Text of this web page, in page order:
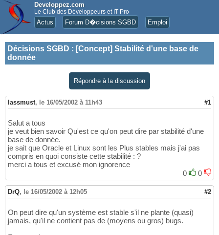
Developpez.com
Le Club des Développeurs et IT Pro
Actus Forum D�cisions SGBD Emploi
Décisions SGBD : [Concept] Stabilité d'une base de
donnée
Répondre à la discussion
lassmust, le 16/05/2002 à 11h43 #1
Salut a tous
je veut bien savoir Qu'est ce qu'on peut dire par stabilité d'une
base de donnée.
je sait que Oracle et Linux sont les Plus stables mais j'ai pas
compris en quoi consiste cette stabilité : ?
merci a tous et excusé mon ignorence
0
0
DrQ, le 16/05/2002 à 12h05 #2
On peut dire qu'un système est stable s'il ne plante (quasi)
jamais, qu'il ne contient pas de (moyens ou gros) bugs.